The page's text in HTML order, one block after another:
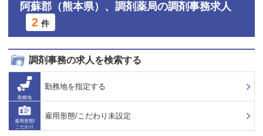
阿蘇郡（熊本県）、調剤薬局の調剤事務求人
2 件
調剤事務の求人を検索する
勤務地
勤務地を指定する
雇用形態/
こだわり
雇用形態/こだわり未設定